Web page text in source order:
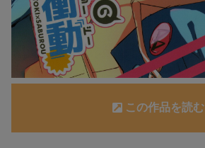
この作品を読む